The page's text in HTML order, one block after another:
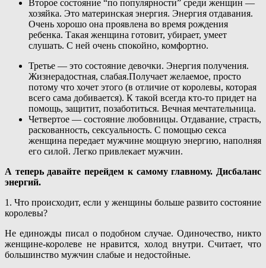
Второе состояние “по популярности” среди женщин —
хозяйка. Это материнская энергия. Энергия отдавания.
Очень хорошо она проявлена во время рождения
ребенка. Такая женщина готовит, убирает, умеет
слушать. С ней очень спокойно, комфортно.
Третье — это состояние девочки. Энергия получения.
Жизнерадостная, слабая.Получает желаемое, просто
потому что хочет этого (в отличие от королевы, которая
всего сама добивается). К такой всегда кто-то придет на
помощь, защитит, позаботиться. Вечная мечтательница.
Четвертое — состояние любовницы. Отдавание, страсть,
раскованность, сексуальность. С помощью секса
женщина передает мужчине мощную энергию, наполняя
его силой. Легко привлекает мужчин.
А теперь давайте перейдем к самому главному. Дисбаланс
энергий.
1. Что происходит, если у женщины больше развито состояние
королевы?
Не единожды писал о подобном случае. Одиночество, никто
женщине-королеве не нравится, холод внутри. Считает, что
большинство мужчин слабые и недостойные.